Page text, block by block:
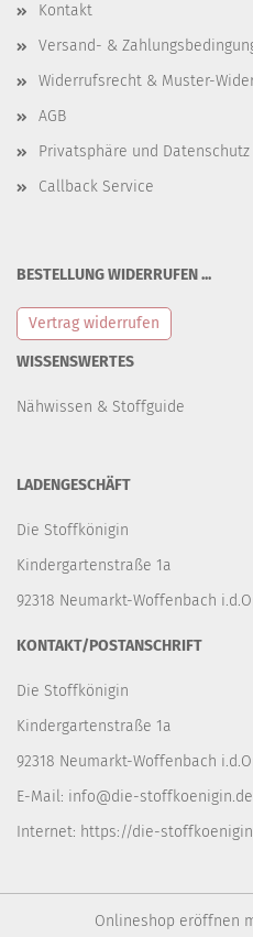
Kontakt
Versand- &
Widerrufsrecht & Muster-
AGB
Privatsphäre und Datenschutz
Callback Service
BESTELLUNG WIDERRUFEN ...
Vertrag widerrufen
WISSENSWERTES
Nähwissen & Stoffguide
LADENGESCHÄFT
Die Stoffkönigin
Kindergartenstraße 1a
92318 Neumarkt-Woffenbach
KONTAKT/POSTANSCHRIFT
Die Stoffkönigin
Kindergartenstraße 1a
92318 Neumarkt-Woffenbach
E-Mail: info@die-stoffkoenigin.de
Internet: https://die-
Onlineshop eröffnen